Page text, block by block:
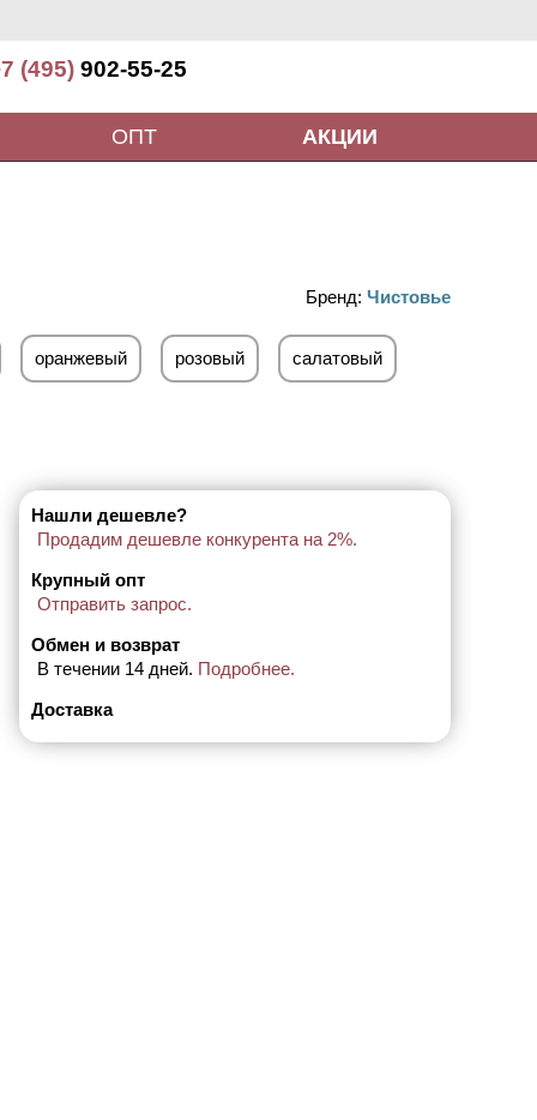
(495) 902-55-25
ОПТ АКЦИИ
Бренд: Чистовье
оранжевый розовый салатовый
Нашли дешевле?
Продадим дешевле конкурента на 2%.
Крупный опт
Отправить запрос.
Обмен и возврат
В течении 14 дней. Подробнее.
Доставка